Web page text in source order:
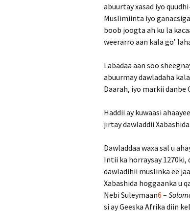
abuurtay xasad iyo
Muslimiinta iyo
boob joogta ah ku la
weerarro aan kala go’
Labadaa aan soo
abuurmay dawladaha
Daarah, iyo markii danbe
Haddii ay kuwaasi
jirtay dawladdii
Dawladdaa waxa sal u
Intii ka horraysay 1270ki,
dawladihii muslinka ee
Xabashida hoggaanka u
Nebi Suleymaan6 –
si ay Geeska Afrika diin